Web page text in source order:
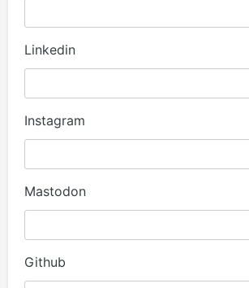
Linkedin
Instagram
Mastodon
Github